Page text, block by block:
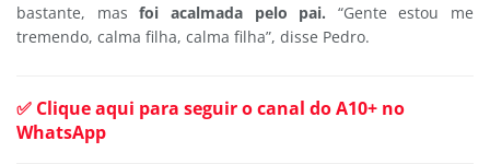
bastante, masfoi acalmada pelo pai. “Gente estou me
tremendo, calma filha, calma filha”, disse Pedro.
✅ Clique aqui para seguir o canal do A10+ no
WhatsApp